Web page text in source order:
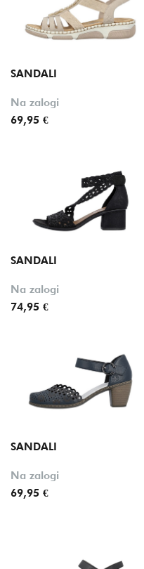
SANDALI
Na zalogi
69,95 €
SANDALI
Na zalogi
74,95 €
SANDALI
Na zalogi
69,95 €